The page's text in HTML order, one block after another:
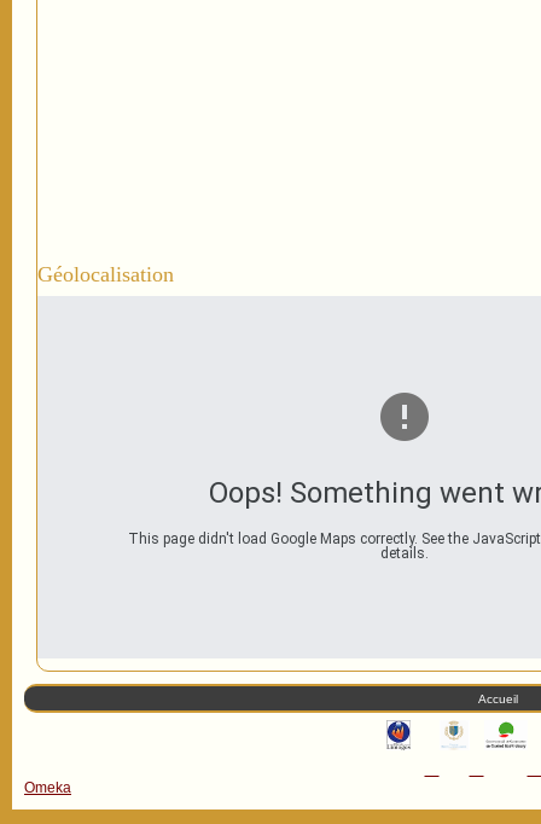
Géolocalisation
Oops! Something went
This page didn't load Google Maps correctly. See the
details.
Accueil
Omeka